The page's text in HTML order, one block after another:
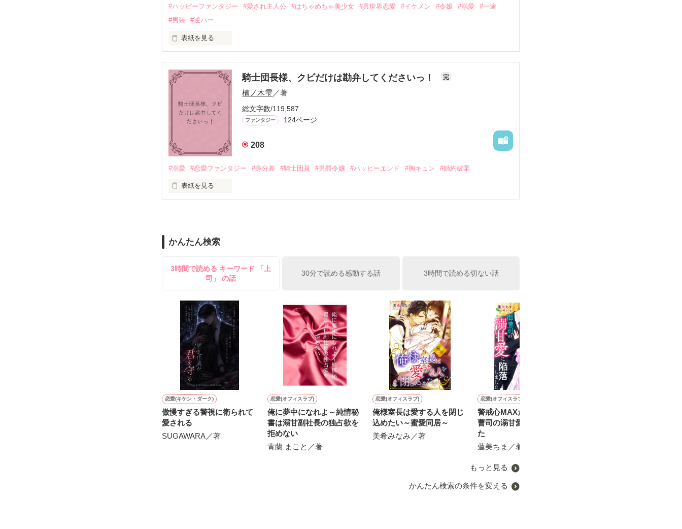
「──はい、喜んで！」
愛を知らない公爵と天然怪力令嬢の溺愛バイオレンスラブコメディです。
＊この世界のお金はお札にさせてください。
＊なろう、カクヨム、アルファポリス掲載中
#ハッピーファンタジー #愛され主人公 #はちゃめちゃ美少女 #異世界恋愛 #イケメン #令嬢 #溺愛
#一途
#男装
#逆ハー
表紙を見る
「いやっほぉぉおお〜い！！！！」
バンジーした侯爵令嬢の先にいたのは
甘いマスクの公爵様の頭上でした
「ど、どいてぇぇぇえ！！！！！」
そんな最悪の出会いを果たした二人
お人形のように可愛いらしい見た目とは裏腹に
残念なほどに自由でお気楽なお転婆令嬢
ギル・レイヴン公爵
サラサラとした綺麗な黒髪に綺麗な青色の瞳
あまりにも整った顔は女性たちを引き寄せる
社交界で圧倒的人気を誇っていた
表では甘いマスクを被る彼の裏は……
空から降ってきたリリィに恋したギルは
国王命令での婚約を申し込む
とある事情で絶対婚約したくないリリィは
そうだ！男装執事として生きていこう！
【修行してきます。私は元気です。】
謎のリリィらしい手紙を残して逃亡
騎士団長様、クビだけは勘弁してくださいっ！ 完
楠ノ木雫 ／著
総文字数/119,587
ファンタジー 124ページ
208
#溺愛 #恋愛ファンタジー #身分差 #騎士団員 #男爵令嬢 #ハッピーエンド #胸キュン #婚約破棄
表紙を見る
「あの、本当に、何でもしますのでクビだけは……」
「そうだな……黙ってはおいてやろう。だが、何でもするという言葉は言わないほうがいい」
甘い言葉をささやく近衛騎士団長に翻弄されるテレシアの恋物語が始まる——
┈┈┈┈┈┈┈ ❁ ❁ ❁ ┈┈┈┈┈┈┈┈
悪魔の近衛騎士団長
リアム・ロドリエス
×
かんたん検索
3時間で読める キーワード 「上
司」 の話
30分で読める感動する話 3時間で読める切ない話
恋愛(キケン・ダーク)
傲慢すぎる警視に衛られて
愛される
SUGAWARA／著
恋愛(オフィスラブ)
俺に夢中になれよ～純情秘
書は溺甘副社長の独占欲を
拒めない
青蘭 まこと／著
恋愛(オフィスラブ)
俺様室長は愛する人を閉じ
込めたい～蜜愛同居～
美希みなみ／著
恋愛(オフィスラブ)
警戒心MAXだったのに、御
曹司の溺甘愛に陥落しまし
た
蓮美ちま／著
もっと見る
かんたん検索の条件を変える